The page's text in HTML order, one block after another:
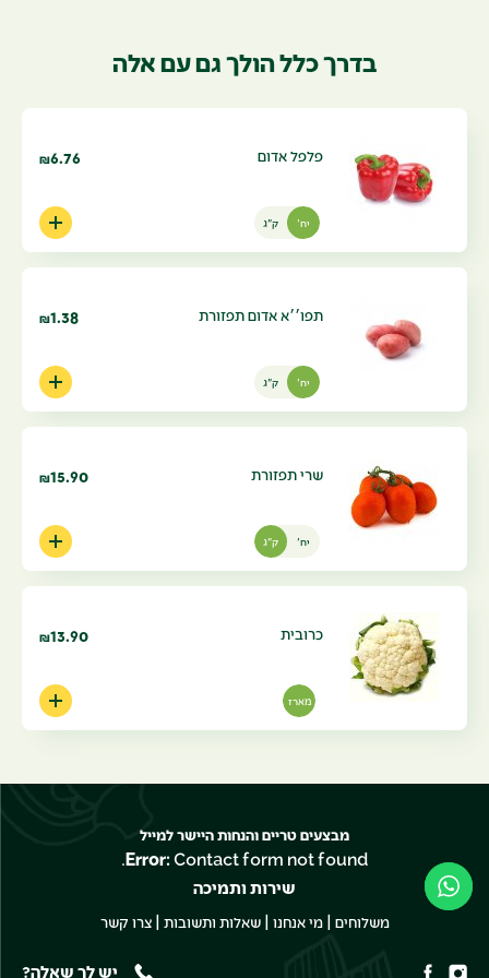
בדרך כלל הולך גם עם אלה
פלפל אדום ₪6.76
יח' ק"ג
תפו׳׳א אדום תפזורת ₪1.38
יח' ק"ג
שרי תפזורת ₪15.90
יח' ק"ג
כרובית ₪13.90
מארז
מבצעים טריים והנחות היישר למייל
Error:Contact form not found.
שירות ותמיכה
משלוחים |מי אנחנו |שאלות ותשובות |צרו קשר
יש לך שאלה?